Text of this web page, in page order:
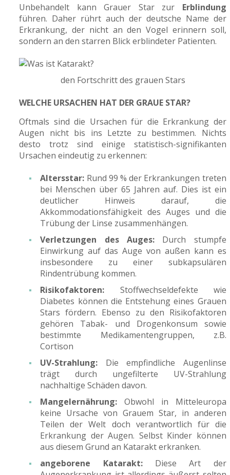
Unbehandelt kann Grauer Star zur Erblindung
führen. Daher rührt auch der deutsche Name der
Erkrankung, der nicht an den Vogel erinnern soll,
sondern an den starren Blick erblindeter Patienten.
den Fortschritt des grauen Stars
WELCHE URSACHEN HAT DER GRAUE STAR?
Oftmals sind die Ursachen für die Erkrankung der
Augen nicht bis ins Letzte zu bestimmen. Nichts
desto trotz sind einige statistisch-signifikanten
Ursachen eindeutig zu erkennen:
Altersstar: Rund 99 % der Erkrankungen treten
bei Menschen über 65 Jahren auf. Dies ist ein
deutlicher Hinweis darauf, die
Akkommodationsfähigkeit des Auges und die
Trübung der Linse zusammenhängen.
Verletzungen des Auges: Durch stumpfe
Einwirkung auf das Auge von außen kann es
insbesondere zu einer subkapsulären
Rindentrübung kommen.
Risikofaktoren: Stoffwechseldefekte wie
Diabetes können die Entstehung eines Grauen
Stars fördern. Ebenso zu den Risikofaktoren
gehören Tabak- und Drogenkonsum sowie
bestimmte Medikamentengruppen, z.B.
Cortison
UV-Strahlung: Die empfindliche Augenlinse
trägt durch ungefilterte UV-Strahlung
nachhaltige Schäden davon.
Mangelernährung: Obwohl in Mitteleuropa
keine Ursache von Grauem Star, in anderen
Teilen der Welt doch verantwortlich für die
Erkrankung der Augen. Selbst Kinder können
aus diesem Grund an Katarakt erkranken.
angeborene Katarakt: Diese Art der